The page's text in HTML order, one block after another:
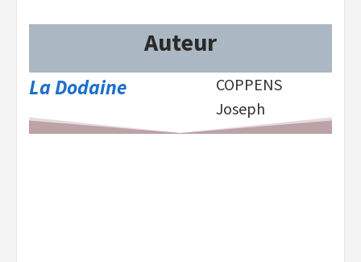
Auteur
La Dodaine
COPPENS
Joseph